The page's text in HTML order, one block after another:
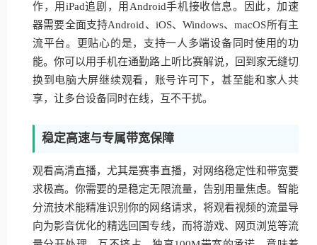
作，用iPad追剧，用Android手机接收信息。因此，加速
器需要全面支持Android、iOS、Windows、macOS所有主
流平台。更贴心的是，支持一人多端设备同时使用的功
能。你可以用手机在通勤路上听比赛解说，回到家无缝切
换到电脑大屏继续观看，账号许可下，甚至能和家人共
享，让多台设备同时在线，互不干扰。
稳定高速与专属带宽保障
观看高清直播，尤其是赛事直播，对网络稳定性和带宽要
求极高。你需要的是稳定无限流量，告别用量焦虑。智能
分流技术能精准识别你的网络请求，将观看视频的流量导
向为影音优化的精选回国专线，而将游戏、网页浏览等流